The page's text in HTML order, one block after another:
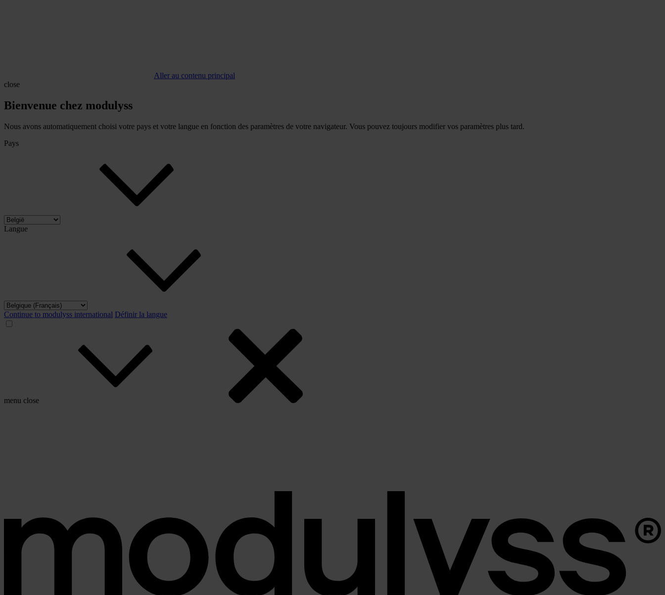
Aller au contenu principal
close
Bienvenue chez modulyss
Nous avons automatiquement choisi votre pays et votre langue en fonction des paramètres de votre navigateur. Vous pouvez toujours modifier vos paramètres plus tard.
Pays
Langue
Continue to modulyss international Définir la langue
menu close